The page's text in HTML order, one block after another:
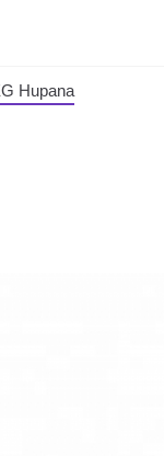
Hupana